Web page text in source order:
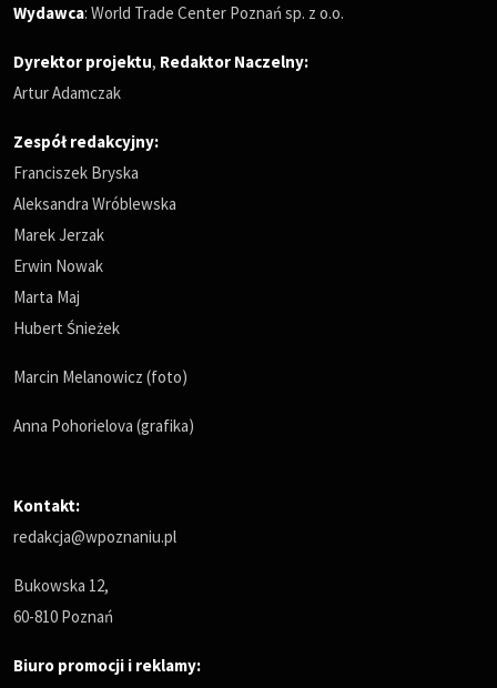
Wydawca: World Trade Center Poznań sp. z o.o.
Dyrektor projektu, Redaktor Naczelny:
Artur Adamczak
Zespół redakcyjny:
Franciszek Bryska
Aleksandra Wróblewska
Marek Jerzak
Erwin Nowak
Marta Maj
Hubert Śnieżek
Marcin Melanowicz (foto)
Anna Pohorielova (grafika)
Kontakt:
redakcja@wpoznaniu.pl
Bukowska 12,
60-810 Poznań
Biuro promocji i reklamy: